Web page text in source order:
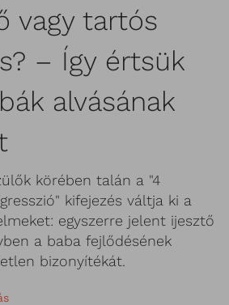
vagy tartós
– Így értsük
alvásának
körében talán a "4
kifejezés váltja ki a
egyszerre jelent ijesztő
a baba fejlődésének
bizonyítékát.